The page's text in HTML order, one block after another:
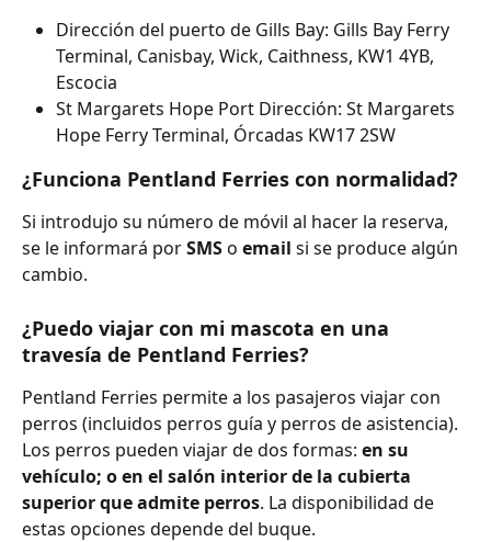
Dirección del puerto de Gills Bay: Gills Bay Ferry
Terminal, Canisbay, Wick, Caithness, KW1 4YB,
Escocia
St Margarets Hope Port Dirección: St Margarets
Hope Ferry Terminal, Órcadas KW17 2SW
¿Funciona Pentland Ferries con normalidad?
Si introdujo su número de móvil al hacer la reserva,
se le informará por SMS o email si se produce algún
cambio.
¿Puedo viajar con mi mascota en una
travesía de Pentland Ferries?
Pentland Ferries permite a los pasajeros viajar con
perros (incluidos perros guía y perros de asistencia).
Los perros pueden viajar de dos formas: en su
vehículo; o en el salón interior de la cubierta
superior que admite perros. La disponibilidad de
estas opciones depende del buque.